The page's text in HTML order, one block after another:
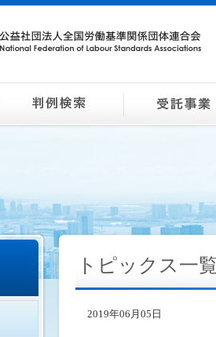
トピックス一
2019年06月05日